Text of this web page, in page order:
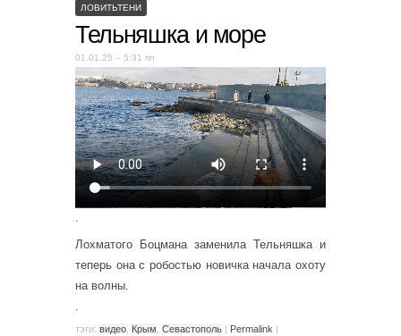
ЛОВИТЬТЕНИ
Тельняшка и море
01.01.25 – 5:31 пп
.
Лохматого Боцмана заменила Тельняшка и
теперь она с робостью новичка начала охоту
на волны.
тэги: видео, Крым, Севастополь Permalink